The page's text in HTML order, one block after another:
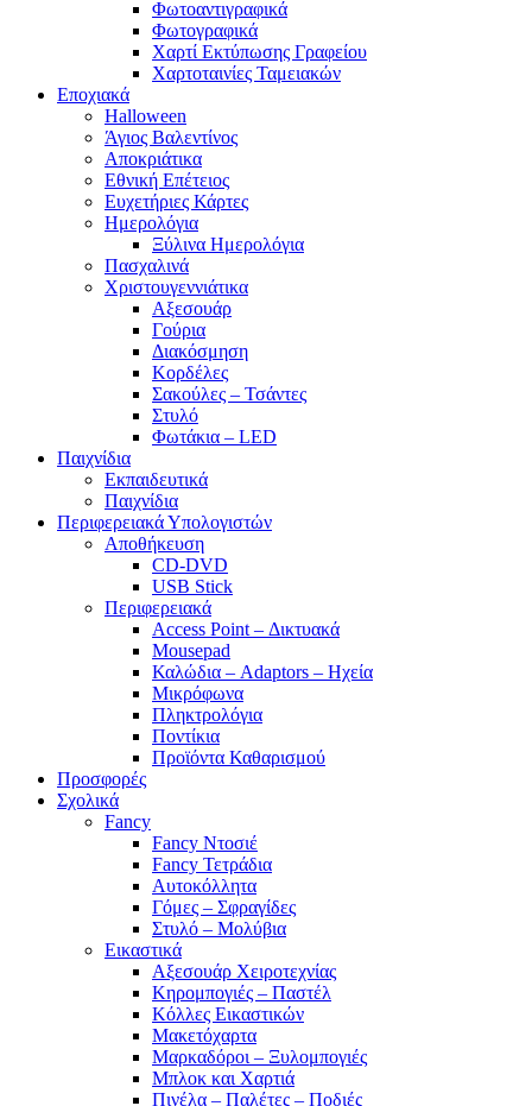
Φωτοαντιγραφικά
Φωτογραφικά
Χαρτί Εκτύπωσης Γραφείου
Χαρτοταινίες Ταμειακών
Εποχιακά
Halloween
Άγιος Βαλεντίνος
Αποκριάτικα
Εθνική Επέτειος
Ευχετήριες Κάρτες
Ημερολόγια
Ξύλινα Ημερολόγια
Πασχαλινά
Χριστουγεννιάτικα
Αξεσουάρ
Γούρια
Διακόσμηση
Κορδέλες
Σακούλες – Τσάντες
Στυλό
Φωτάκια – LED
Παιχνίδια
Εκπαιδευτικά
Παιχνίδια
Περιφερειακά Υπολογιστών
Αποθήκευση
CD-DVD
USB Stick
Περιφερειακά
Access Point – Δικτυακά
Mousepad
Καλώδια – Adaptors – Ηχεία
Μικρόφωνα
Πληκτρολόγια
Ποντίκια
Προϊόντα Καθαρισμού
Προσφορές
Σχολικά
Fancy
Fancy Ντοσιέ
Fancy Τετράδια
Αυτοκόλλητα
Γόμες – Σφραγίδες
Στυλό – Μολύβια
Εικαστικά
Αξεσουάρ Χειροτεχνίας
Κηρομπογιές – Παστέλ
Κόλλες Εικαστικών
Μακετόχαρτα
Μαρκαδόροι – Ξυλομπογιές
Μπλοκ και Χαρτιά
Πινέλα – Παλέτες – Ποδιές